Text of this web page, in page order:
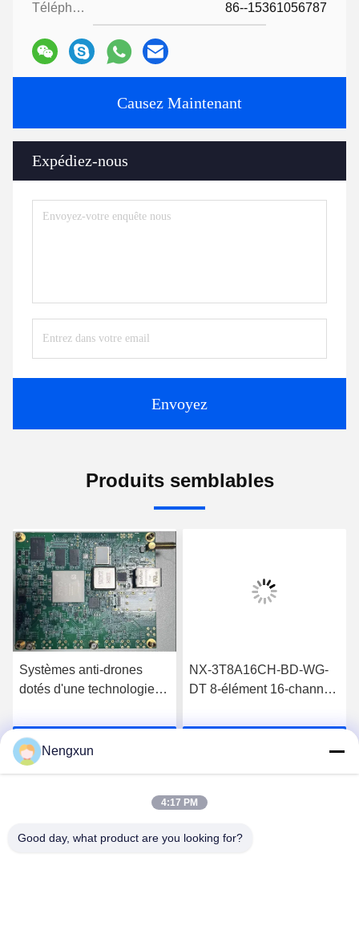
Téléphone: 86--15361056787
Causez Maintenant
Expédiez-nous
Envoyez
Produits semblables
Systèmes anti-drones
dotés d'une technologie
par satellite de navigation
pour un port compact et
des performances élevées
Causez Maintenant
NX-3T8A16CH-BD-WG-
DT 8-élément 16-channel
pour la navigation par
Nengxun
4:17 PM
Good day, what product are you looking for?